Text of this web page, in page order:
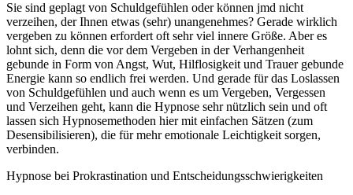
Sie sind geplagt von Schuldgefühlen oder können jmd nicht
verzeihen, der Ihnen etwas (sehr) unangenehmes? Gerade wirklich
vergeben zu können erfordert oft sehr viel innere Größe. Aber es
lohnt sich, denn die vor dem Vergeben in der Verhangenheit
gebunde in Form von Angst, Wut, Hilflosigkeit und Trauer gebunde
Energie kann so endlich frei werden. Und gerade für das Loslassen
von Schuldgefühlen und auch wenn es um Vergeben, Vergessen
und Verzeihen geht, kann die Hypnose sehr nützlich sein und oft
lassen sich Hypnosemethoden hier mit einfachen Sätzen (zum
Desensibilisieren), die für mehr emotionale Leichtigkeit sorgen,
verbinden.
Hypnose bei Prokrastination und Entscheidungsschwierigkeiten